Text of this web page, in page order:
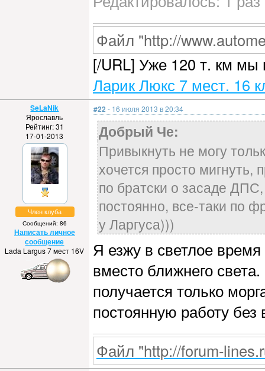
Файл "http://
[/URL] Уже 120 т. км мы
Ларик Люкс 7 мест. 16
SeLaNik
Ярославль
Рейтинг: 31
17-01-2013
Член клуба
Сообщений: 86
Написать личное
сообщение
Lada Largus 7 мест 16V
#22 - 16 июля 2013 в 20:34
Добрый Че:
Привыкнуть не могу
хочется просто мигнуть,
по братски о засаде
постоянно, все-таки по
у Ларгуса)))
Я езжу в светлое
вместо ближнего
получается только
постоянную работу без
Файл "http://forum-